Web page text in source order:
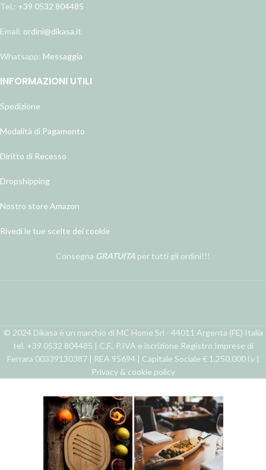
Tel.: +39 0532 804485
Email: ordini@dikasa.it
Whatsapp: Messaggia
INFORMAZIONI UTILI
Spedizione
Modalità di Pagamento
Diritto di Recesso
Dropshipping
Nostro store Amazon
Rivedi le tue scelte dei cookie
Consegna GRATUITA per tutti gli ordini!!!
© 2024 Dikasa è un marchio di MC Home Srl - 44011 Argenta (FE) Italia
tel. +39 0532 804485 | C.F., P.IVA e iscrizione Registro Imprese di
Ferrara 00339130387 | REA 95694 | Capitale Sociale € 1.250.000 i.v |
Privacy & cookie policy